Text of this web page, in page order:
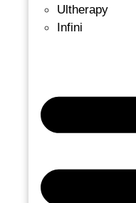
Ultherapy
Infini